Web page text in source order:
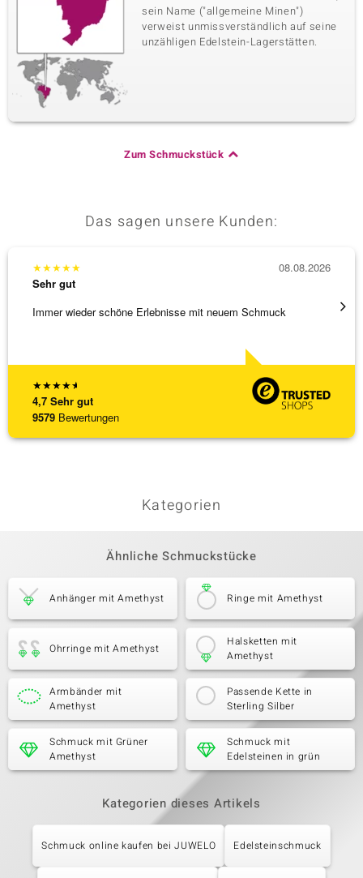
sein Name ("allgemeine Minen")
verweist unmissverständlich auf seine
unzähligen Edelstein-Lagerstätten.
Zum Schmuckstück
Das sagen unsere Kunden:
★★★★★
4,7 Sehr gut
9579 Bewertungen
★★★★★
Sehr gut
Immer wieder schöne Erlebnisse mit neuem Schmuck
08.08.2026
Kategorien
Ähnliche Schmuckstücke
Anhänger mit Amethyst Ringe mit Amethyst
Ohrringe mit Amethyst
Halsketten mit
Amethyst
Armbänder mit
Amethyst
Passende Kette in
Sterling Silber
Schmuck mit Grüner
Amethyst
Schmuck mit
Edelsteinen in grün
Kategorien dieses Artikels
Schmuck online kaufen bei JUWELO Edelsteinschmuck